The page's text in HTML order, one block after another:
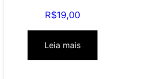
R$19,00
Leia mais